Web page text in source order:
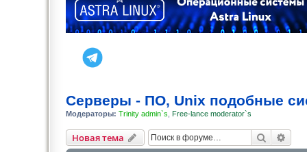
Серверы - ПО, Unix подобные
Модераторы: Trinity admin`s Free-lance moderator`s
Новая тема Поиск